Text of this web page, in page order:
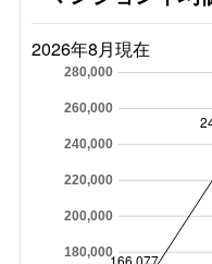
2026年8月現在
180,000
200,000
220,000
240,000
260,000
280,000
166,077